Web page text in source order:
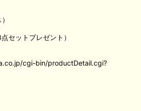
cgi-bin/productDetail.cgi?
セットプレゼント）